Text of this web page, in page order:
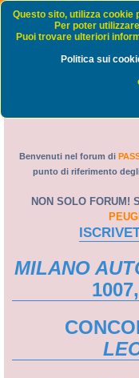
Passione
Benvenuti nel forum di
punto di riferimento
NON SOLO FORUM!
MILANO
Questo sito, utilizza cookie
Per poter
Puoi trovare ulteriori
Politica sui